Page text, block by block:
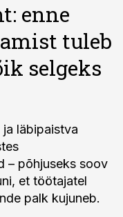
enne
tuleb
selgeks
läbipaistva
– põhjuseks soov
et töötajatel
palk kujuneb.